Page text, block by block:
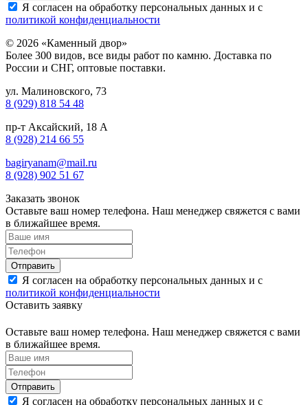
Я согласен на обработку персональных данных и с
политикой конфиденциальности
© 2026 «Каменный двор»
Более 300 видов, все виды работ по камню. Доставка по
России и СНГ, оптовые поставки.
ул. Малиновского, 73
8 (929) 818 54 48
пр-т Аксайский, 18 А
8 (928) 214 66 55
bagiryanam@mail.ru
8 (928) 902 51 67
Заказать звонок
Оставьте ваш номер телефона. Наш менеджер свяжется с вами
в ближайшее время.
Я согласен на обработку персональных данных и с
политикой конфиденциальности
Оставить заявку
Оставьте ваш номер телефона. Наш менеджер свяжется с вами
в ближайшее время.
Я согласен на обработку персональных данных и с